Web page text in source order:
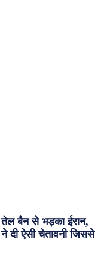
तेल बैन से भड़का ईरान,
दी ऐसी चेतावनी जिससे